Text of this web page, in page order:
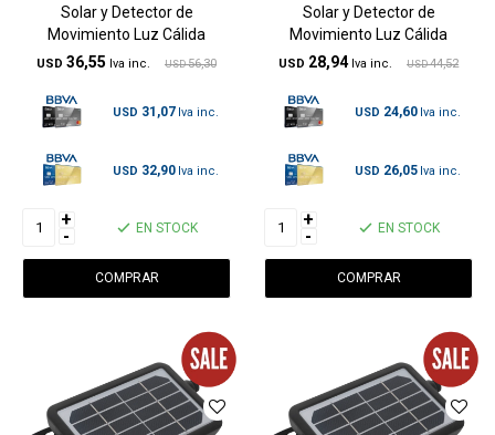
Solar y Detector de
Movimiento Luz Cálida
USD 36,55 USD 56,30
USD 31,07
USD 32,90
+
- EN STOCK
Solar y Detector de
Movimiento Luz Cálida
USD 28,94 USD 44,52
USD 24,60
USD 26,05
+
- EN STOCK